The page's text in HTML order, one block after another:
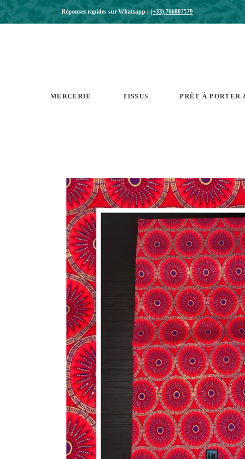
Réponses rapides sur Whatsapp :(+33) 766807579
MERCERIE TISSUS PRÊT À PORTER